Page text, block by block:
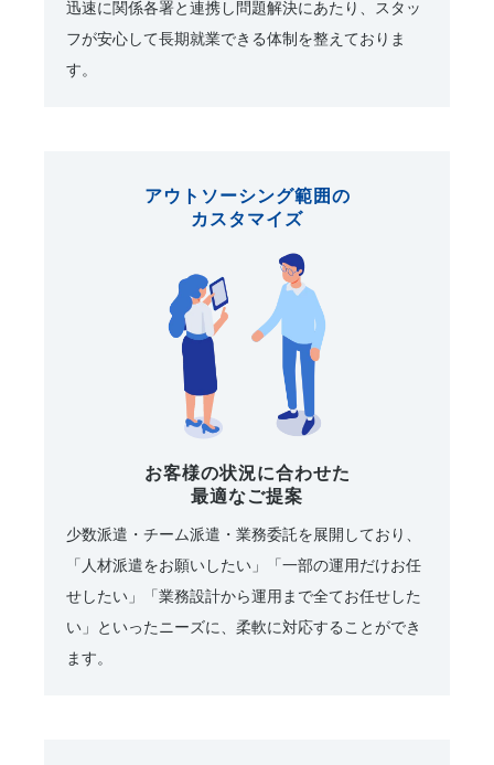
迅速に関係各署と連携し問題解決にあたり、スタッ
フが安心して長期就業できる体制を整えておりま
す。
アウトソーシング範囲の
カスタマイズ
お客様の状況に合わせた
最適なご提案
少数派遣・チーム派遣・業務委託を展開しており、
「人材派遣をお願いしたい」「一部の運用だけお任
せしたい」「業務設計から運用まで全てお任せした
い」といったニーズに、柔軟に対応することができ
ます。